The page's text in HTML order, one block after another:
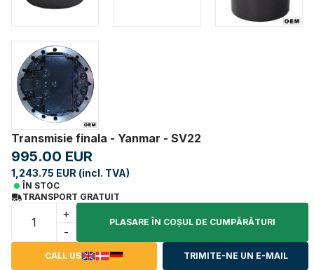
Transmisie finala - Yanmar - SV22
995.00 EUR
1,243.75 EUR (incl. TVA)
ÎN STOC
TRANSPORT GRATUIT
+
-
PLASARE ÎN COŞUL DE CUMPĂRĂTURI
CALL US TRIMITE-NE UN E-MAIL